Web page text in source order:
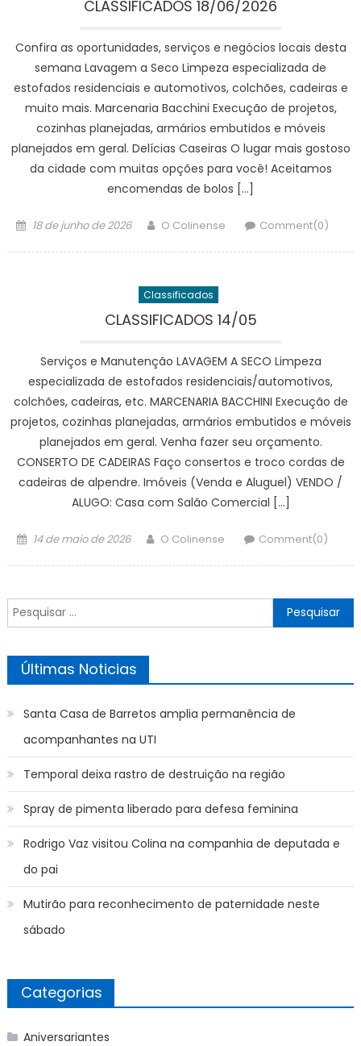
CLASSIFICADOS 18/06/2026
Confira as oportunidades, serviços e negócios locais desta
semana Lavagem a Seco Limpeza especializada de
estofados residenciais e automotivos, colchões, cadeiras e
muito mais. Marcenaria Bacchini Execução de projetos,
cozinhas planejadas, armários embutidos e móveis
planejados em geral. Delícias Caseiras O lugar mais gostoso
da cidade com muitas opções para você! Aceitamos
encomendas de bolos […]
Posted
18 de junho de 2026 Author
O Colinense Comment(0)
Classificados
CLASSIFICADOS 14/05
Serviços e Manutenção LAVAGEM A SECO Limpeza
especializada de estofados residenciais/automotivos,
colchões, cadeiras, etc. MARCENARIA BACCHINI Execução de
projetos, cozinhas planejadas, armários embutidos e móveis
planejados em geral. Venha fazer seu orçamento.
CONSERTO DE CADEIRAS Faço consertos e troco cordas de
cadeiras de alpendre. Imóveis (Venda e Aluguel) VENDO /
ALUGO: Casa com Salão Comercial […]
Posted
14 de maio de 2026 Author
O Colinense Comment(0)
Pesquisar
por:
Últimas Noticias
Santa Casa de Barretos amplia permanência de
acompanhantes na UTI
Temporal deixa rastro de destruição na região
Spray de pimenta liberado para defesa feminina
Rodrigo Vaz visitou Colina na companhia de deputada e
do pai
Mutirão para reconhecimento de paternidade neste
sábado
Categorias
Aniversariantes